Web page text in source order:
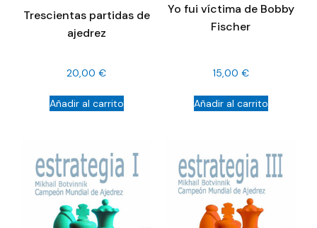
Trescientas partidas de
ajedrez
20,00 €
Añadir al carrito
Yo fui víctima de Bobby
Fischer
15,00 €
Añadir al carrito